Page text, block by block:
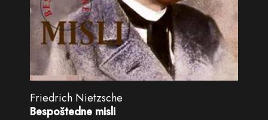
Friedrich Nietzsche
Bespoštedne misli